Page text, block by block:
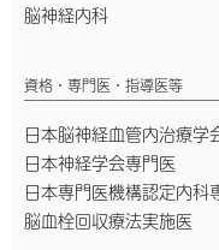
脳神経内科
資格・専門医・指導医等
日本脳神経血管内治療
日本神経学会専門医
日本専門医機構認定内科
脳血栓回収療法実施医